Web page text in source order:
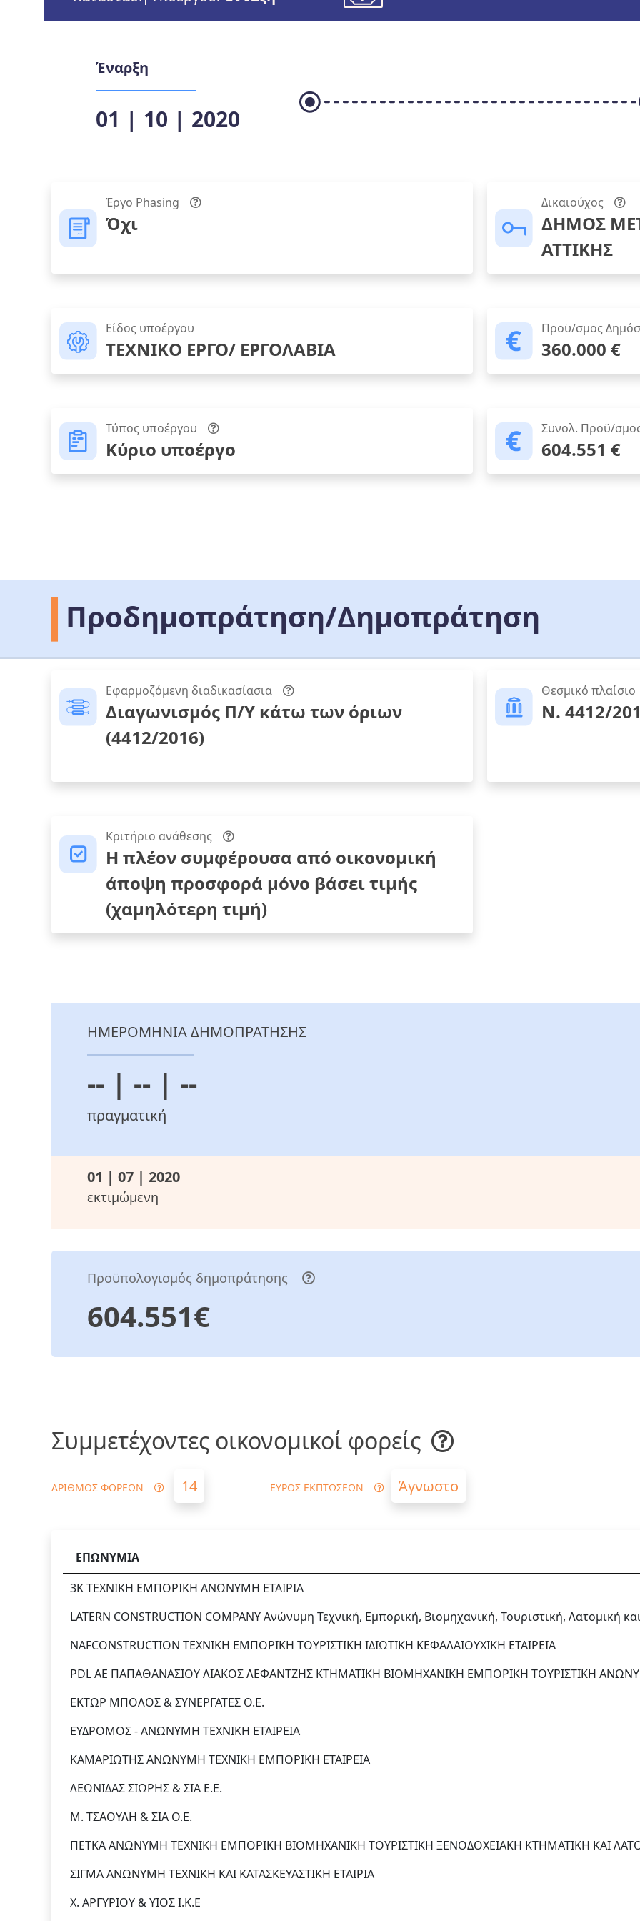
Έναρξη
01 | 10 | 2020
Έργο Phasing
Όχι
Δικαιούχος
ΔΗΜΟΣ
ΑΤΤΙΚΗΣ
Είδος υποέργου
ΤΕΧΝΙΚΟ ΕΡΓΟ/ ΕΡΓΟΛΑΒΙΑ
Προϋ/σμος
360.000 €
Τύπος υποέργου
Κύριο υποέργο
Συνολ. Προϋ/
604.551 €
Προδημοπράτηση/Δημοπράτηση
Εφαρμοζόμενη διαδικασίασια
Διαγωνισμός Π/Υ κάτω των όριων
(4412/2016)
Θεσμικό πλαίσιο
Ν. 4412/
Κριτήριο ανάθεσης
Η πλέον συμφέρουσα από οικονομική
άποψη προσφορά μόνο βάσει τιμής
(χαμηλότερη τιμή)
ΗΜΕΡΟΜΗΝΙΑ ΔΗΜΟΠΡΑΤΗΣΗΣ
-- | -- | --
πραγματική
01 | 07 | 2020
εκτιμώμενη
Προϋπολογισμός δημοπράτησης
604.551€
Συμμετέχοντες οικονομικοί φορείς
ΑΡΙΘΜΟΣ ΦΟΡΕΩΝ 14 ΕΥΡΟΣ ΕΚΠΤΩΣΕΩΝ Άγνωστο
ΕΠΩΝΥΜΙΑ
3Κ ΤΕΧΝΙΚΗ ΕΜΠΟΡΙΚΗ ΑΝΩΝΥΜΗ ΕΤΑΙΡΙΑ
LATERN CONSTRUCTION COMPANY Ανώνυμη Τεχνική, Εμπορική, Βιομηχανική, Τουριστική, Λατομική
NAFCONSTRUCTION ΤΕΧΝΙΚΗ ΕΜΠΟΡΙΚΗ ΤΟΥΡΙΣΤΙΚΗ ΙΔΙΩΤΙΚΗ ΚΕΦΑΛΑΙΟΥΧΙΚΗ ΕΤΑΙΡΕΙΑ
PDL ΑΕ ΠΑΠΑΘΑΝΑΣΙΟΥ ΛΙΑΚΟΣ ΛΕΦΑΝΤΖΗΣ ΚΤΗΜΑΤΙΚΗ ΒΙΟΜΗΧΑΝΙΚΗ ΕΜΠΟΡΙΚΗ ΤΟΥΡΙΣΤΙΚΗ
ΕΚΤΩΡ ΜΠΟΛΟΣ & ΣΥΝΕΡΓΑΤΕΣ Ο.Ε.
ΕΥΔΡΟΜΟΣ - ΑΝΩΝΥΜΗ ΤΕΧΝΙΚΗ ΕΤΑΙΡΕΙΑ
ΚΑΜΑΡΙΩΤΗΣ ΑΝΩΝΥΜΗ ΤΕΧΝΙΚΗ ΕΜΠΟΡΙΚΗ ΕΤΑΙΡΕΙΑ
ΛΕΩΝΙΔΑΣ ΣΙΩΡΗΣ & ΣΙΑ Ε.Ε.
Μ. ΤΣΑΟΥΛΗ & ΣΙΑ O.Ε.
ΠΕΤΚΑ ΑΝΩΝΥΜΗ ΤΕΧΝΙΚΗ ΕΜΠΟΡΙΚΗ ΒΙΟΜΗΧΑΝΙΚΗ ΤΟΥΡΙΣΤΙΚΗ ΞΕΝΟΔΟΧΕΙΑΚΗ ΚΤΗΜΑΤΙΚΗ ΚΑΙ
ΣΙΓΜΑ ΑΝΩΝΥΜΗ ΤΕΧΝΙΚΗ ΚΑΙ ΚΑΤΑΣΚΕΥΑΣΤΙΚΗ ΕΤΑΙΡΙΑ
Χ. ΑΡΓΥΡΙΟΥ & ΥΙΟΣ Ι.Κ.Ε